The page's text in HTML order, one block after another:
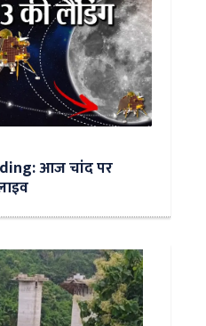
आज चांद पर